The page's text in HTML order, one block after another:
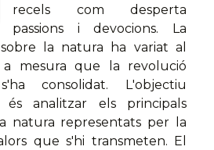
recels com desperta
passions i devocions. La
la natura ha variat al
mesura que la revolució
consolidat. L'objectiu
analitzar els principals
natura representats per la
que s'hi transmeten. El